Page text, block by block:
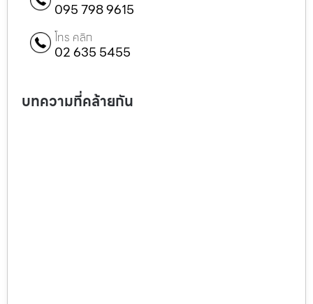
095 798 9615
โทร คลิก
02 635 5455
บทความที่คล้ายกัน